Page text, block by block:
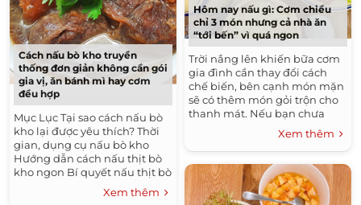
Cách nấu bò kho truyền
thống đơn giản không cần gói
gia vị, ăn bánh mì hay cơm
đều hợp
Mục Lục Tại sao cách nấu bò
kho lại được yêu thích? Thời
gian, dụng cụ nấu bò kho
Hướng dẫn cách nấu thịt bò
kho ngon Bí quyết nấu thịt bò
kho ngon Thịt bò kho ăn với
Xem thêm
Hôm nay nấu gì: Cơm chiều
chỉ 3 món nhưng cả nhà ăn
“tới bến” vì quá ngon
Trời nắng lên khiến bữa cơm
gia đình cần thay đổi cách
chế biến, bên cạnh món mặn
sẽ có thêm món gỏi trộn cho
thanh mát. Nếu bạn chưa
nghĩ ra phải nấu gì có thể
tham khảo bữa cơm gia
đình...
Xem thêm